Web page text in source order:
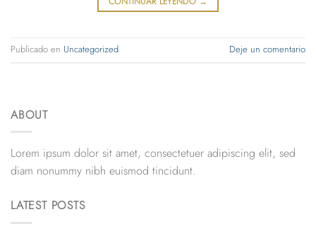
Publicado en Uncategorized Deje un comentario
ABOUT
Lorem ipsum dolor sit amet, consectetuer adipiscing elit, sed
diam nonummy nibh euismod tincidunt.
LATEST POSTS